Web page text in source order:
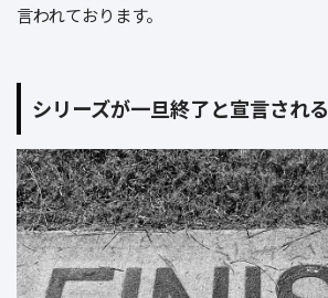
言われております。
シリーズが一旦終了と宣言される